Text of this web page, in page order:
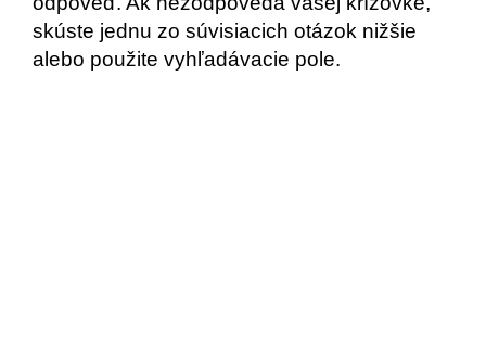
skúste jednu zo súvisiacich otázok nižšie
alebo použite vyhľadávacie pole.